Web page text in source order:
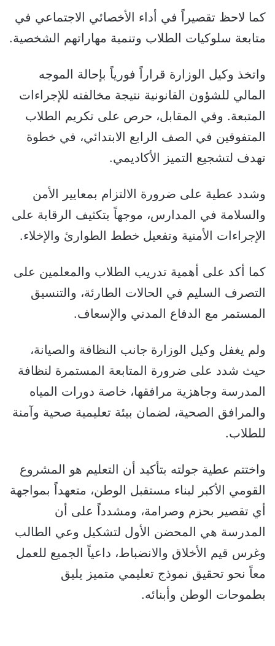
كما لاحظ تقصيراً في أداء الأخصائي الاجتماعي في
متابعة سلوكيات الطلاب وتنمية مهاراتهم الشخصية.
واتخذ وكيل الوزارة قراراً فورياً بإحالة الموجه
المالي للشؤون القانونية نتيجة مخالفته للإجراءات
المتبعة. وفي المقابل، حرص على تكريم الطلاب
المتفوقين في الصف الرابع الابتدائي، في خطوة
تهدف لتشجيع التميز الأكاديمي.
وشدد عطية على ضرورة الالتزام بمعايير الأمن
والسلامة في المدارس، موجهاً بتكثيف الرقابة على
الإجراءات الأمنية وتفعيل خطط الطوارئ والإخلاء.
كما أكد على أهمية تدريب الطلاب والمعلمين على
التصرف السليم في الحالات الطارئة، والتنسيق
المستمر مع الدفاع المدني والإسعاف.
ولم يغفل وكيل الوزارة جانب النظافة والصيانة،
حيث شدد على ضرورة المتابعة المستمرة لنظافة
المدرسة وجاهزية مرافقها، خاصة دورات المياه
والمرافق الصحية، لضمان بيئة تعليمية صحية وآمنة
للطلاب.
واختتم عطية جولته بتأكيد أن التعليم هو المشروع
القومي الأكبر لبناء مستقبل الوطن، متعهداً بمواجهة
أي تقصير بحزم وصرامة، ومشدداً على أن
المدرسة هي المحضن الأول لتشكيل وعي الطالب
وغرس قيم الأخلاق والانضباط، داعياً الجميع للعمل
معاً نحو تحقيق نموذج تعليمي متميز يليق
بطموحات الوطن وأبنائه.